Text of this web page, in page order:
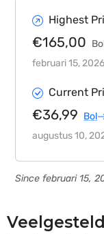
Highest
€165,00
februari 15, 2026
Current
€36,99 Bol
augustus 10,
Since februari 15,